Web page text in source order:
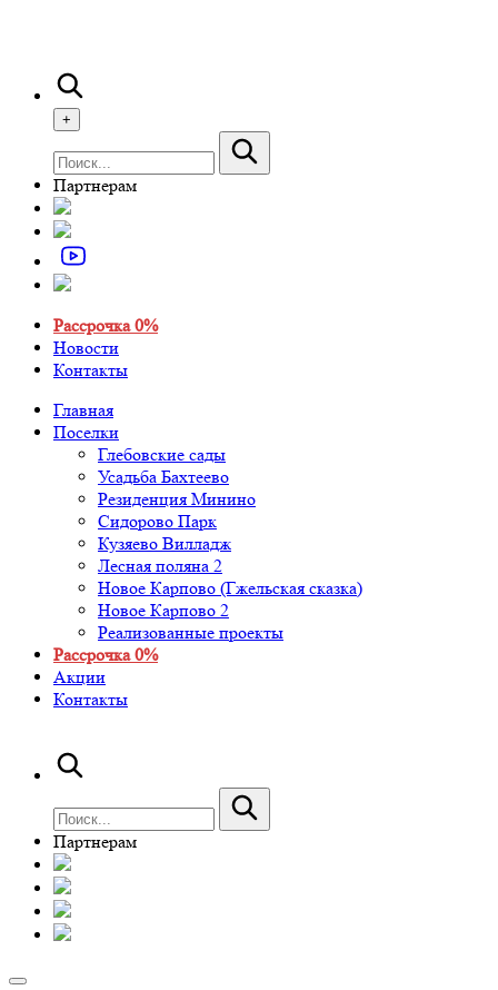
+
Партнерам
Рассрочка 0%
Новости
Контакты
Главная
Поселки
Глебовские сады
Усадьба Бахтеево
Резиденция Минино
Сидорово Парк
Кузяево Вилладж
Лесная поляна 2
Новое Карпово (Гжельская сказка)
Новое Карпово 2
Реализованные проекты
Рассрочка 0%
Акции
Контакты
Партнерам